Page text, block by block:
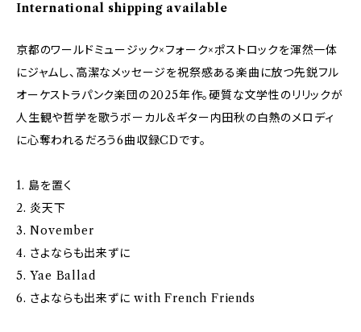
International shipping available
京都のワールドミュージック×フォーク×ポストロックを渾然一体
にジャムし、高潔なメッセージを祝祭感ある楽曲に放つ先鋭フル
オーケストラパンク楽団の2025年作。硬質な文学性のリリックが
人生観や哲学を歌うボーカル&ギター内田秋の白熱のメロディ
に心奪われるだろう6曲収録CDです。
1. 島を置く
2. 炎天下
3. November
4. さよならも出来ずに
5. Yae Ballad
6. さよならも出来ずに with French Friends